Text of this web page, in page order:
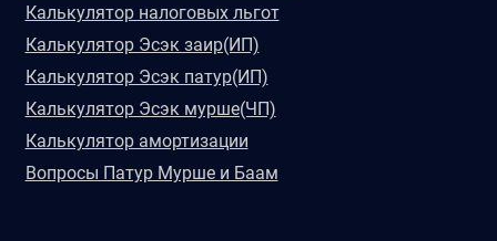
Калькулятор налоговых льгот
Калькулятор Эсэк заир(ИП)
Калькулятор Эсэк патур(ИП)
Калькулятор Эсэк мурше(ЧП)
Калькулятор амортизации
Вопросы Патур Мурше и Баам